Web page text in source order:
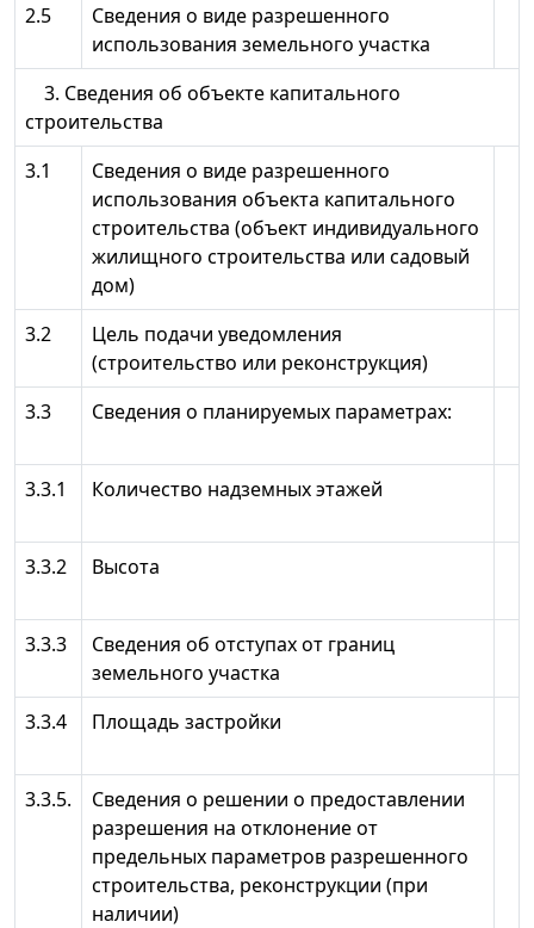
2.5
Сведения о виде разрешенного
использования земельного участка
3. Сведения об объекте капитального
строительства
3.1
Сведения о виде разрешенного
использования объекта капитального
строительства (объект индивидуального
жилищного строительства или садовый
дом)
3.2
Цель подачи уведомления
(строительство или реконструкция)
3.3
Сведения о планируемых параметрах:
3.3.1 Количество надземных этажей
3.3.2 Высота
3.3.3
Сведения об отступах от границ
земельного участка
3.3.4
Площадь застройки
3.3.5.
Сведения о решении о предоставлении
разрешения на отклонение от
предельных параметров разрешенного
строительства, реконструкции (при
наличии)